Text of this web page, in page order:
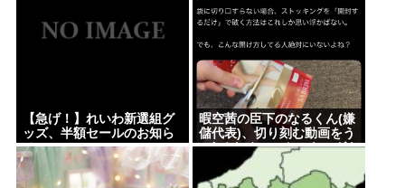
【急げ！】れいわ新選組グ
ッズ、半額セールのお知ら
せ
暇空茜の臣下のなるくん(嫌
儲代表)、切り刻む動画をう
pするためにストッキングを
購入、ハサミを入れて感触
を楽しむ